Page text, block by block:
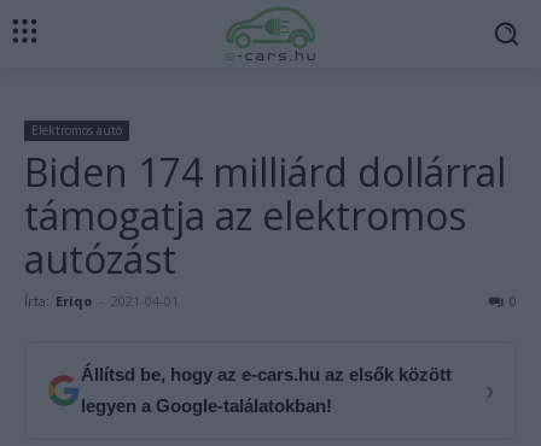
Elektromos autó
Biden 174 milliárd dollárral
támogatja az elektromos
autózást
Írta: Eriqo - 2021-04-01 0
Állítsd be, hogy az e-cars.hu az elsők között
legyen a Google-találatokban!
›